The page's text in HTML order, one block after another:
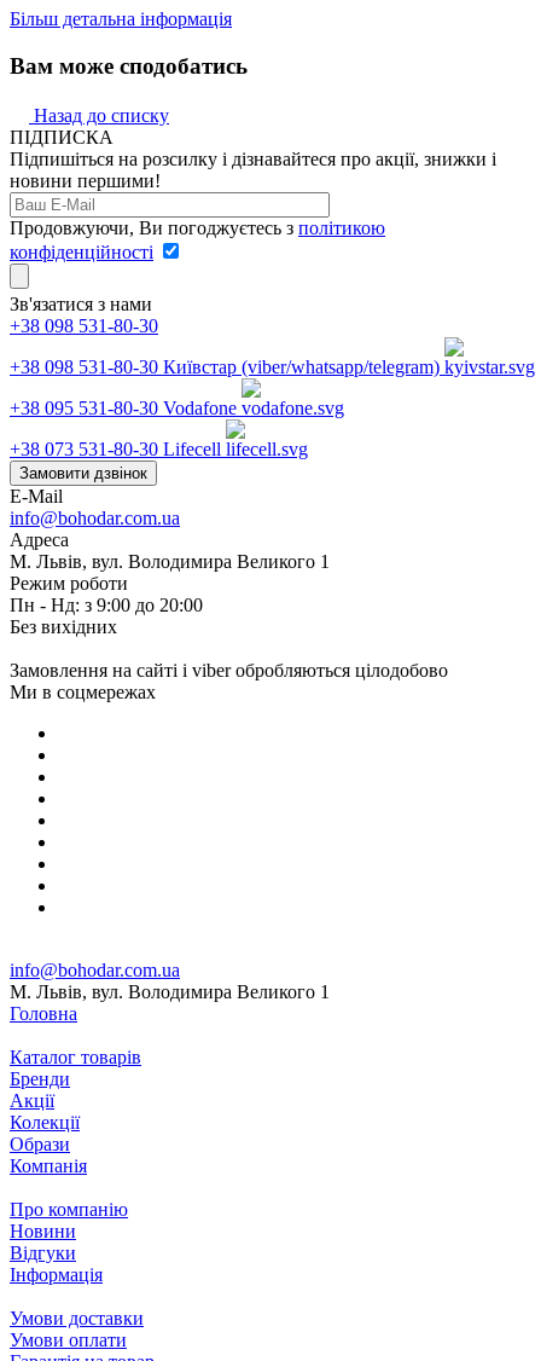
Більш детальна інформація
Вам може сподобатись
Назад до списку
ПІДПИСКА
Підпишіться на розсилку і дізнавайтеся про акції, знижки і
новини першими!
Продовжуючи, Ви погоджуєтесь з політикою
конфіденційності
Зв'язатися з нами
+38 098 531-80-30
+38 098 531-80-30 Київстар (viber/whatsapp/telegram)
+38 095 531-80-30 Vodafone
+38 073 531-80-30 Lifecell
Замовити дзвінок
E-Mail
info@bohodar.com.ua
Адреса
М. Львів, вул. Володимира Великого 1
Режим роботи
Пн - Нд: з 9:00 до 20:00
Без вихідних
Замовлення на сайті і viber обробляються цілодобово
Ми в соцмережах
info@bohodar.com.ua
М. Львів, вул. Володимира Великого 1
Головна
Каталог товарів
Бренди
Акції
Колекції
Образи
Компанія
Про компанію
Новини
Відгуки
Інформація
Умови доставки
Умови оплати